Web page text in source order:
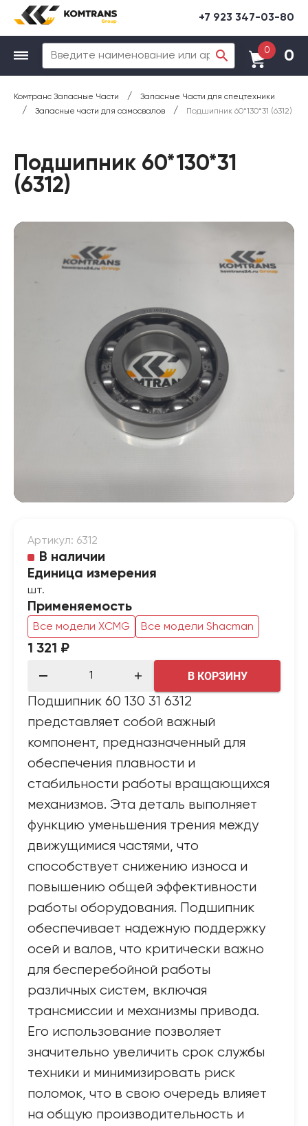
+7 923 347-03-80
0 0
Комтранс Запасные Части / Запасные Части для спецтехники
/ Запасные части для самосвалов / Подшипник 60*130*31 (6312)
Подшипник 60*130*31
(6312)
Артикул: 6312
В наличии
Единица измерения
шт.
Применяемость
Все модели XCMG Все модели Shacman
1 321 ₽
В КОРЗИНУ
Подшипник 60 130 31 6312
представляет собой важный
компонент, предназначенный для
обеспечения плавности и
стабильности работы вращающихся
механизмов. Эта деталь выполняет
функцию уменьшения трения между
движущимися частями, что
способствует снижению износа и
повышению общей эффективности
работы оборудования. Подшипник
обеспечивает надежную поддержку
осей и валов, что критически важно
для бесперебойной работы
различных систем, включая
трансмиссии и механизмы привода.
Его использование позволяет
значительно увеличить срок службы
техники и минимизировать риск
поломок, что в свою очередь влияет
на общую производительность и